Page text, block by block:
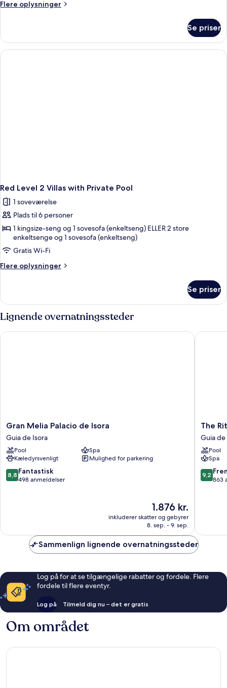
Flere oplysninger
Flere
Level
Junior
Suite
Se priser
Red Level 2 Villas with Private Pool
1 soveværelse
Plads til 6 personer
1 kingsize-seng og 1 sovesofa (enkeltseng) ELLER 2 store
enkeltsenge og 1 sovesofa (enkeltseng)
Gratis Wi-Fi
Flere oplysninger
Flere
Level
Villas
Private
Se priser
Lignende overnatningssteder
Gran
Melia
Palacio
de
Isora
Guia
de
Gran Melia Palacio de Isora
Guia de Isora
Pool
Spa
Kæledyrsvenligt
Mulighed for parkering
8.8
ud
8,8 Fantastisk
498 anmeldelser
Prisen
er
1.876 kr.
1.876 kr.
inkluderer skatter og gebyrer
8. sep. - 9. sep.
Gran Melia Palacio de Isora
The
Ritz-
Carlton
Abama
Guia
de
The
Guia de
Pool
Spa
9.2
ud
9,2
863
The
Sammenlign lignende overnatningssteder
Log på for at se tilgængelige rabatter og fordele. Flere
fordele til flere eventyr.
Log på Tilmeld dig nu – det er gratis
Om området